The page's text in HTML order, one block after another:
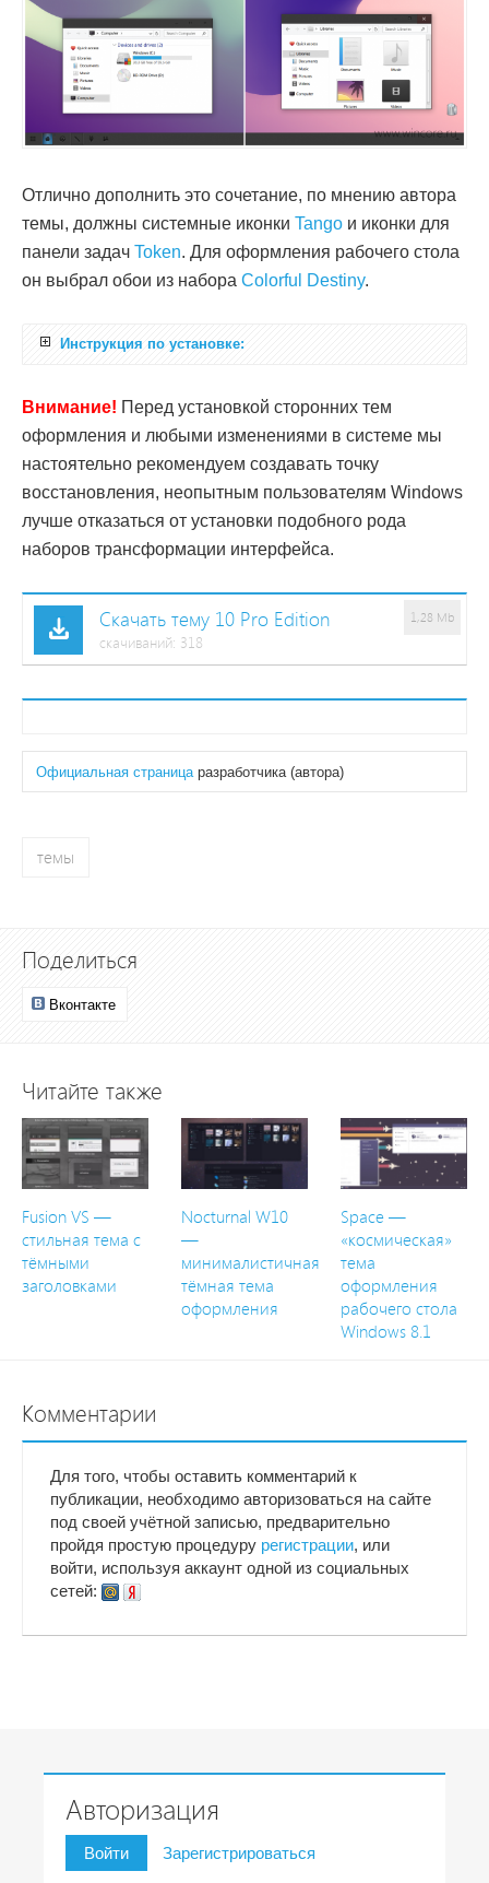
Отлично дополнить это сочетание, по мнению автора
темы, должны системные иконки Tango и иконки для
панели задач Token. Для оформления рабочего стола
он выбрал обои из набора Colorful Destiny.
Инструкция по установке:
Внимание! Перед установкой сторонних тем
оформления и любыми изменениями в системе мы
настоятельно рекомендуем создавать точку
восстановления, неопытным пользователям Windows
лучше отказаться от установки подобного рода
наборов трансформации интерфейса.
Скачать тему 10 Pro Edition
cкачиваний: 318
1,28 Mb
Официальная страница разработчика (автора)
темы
Поделиться
Вконтакте
Читайте также
Fusion VS —
стильная тема с
тёмными
заголовками
Nocturnal W10
—
минималистичная
тёмная тема
оформления
Space —
«космическая»
тема
оформления
рабочего стола
Windows 8.1
Комментарии
Для того, чтобы оставить комментарий к
публикации, необходимо авторизоваться на сайте
под своей учётной записью, предварительно
пройдя простую процедуру регистрации, или
войти, используя аккаунт одной из социальных
сетей:
Авторизация
Войти Зарегистрироваться